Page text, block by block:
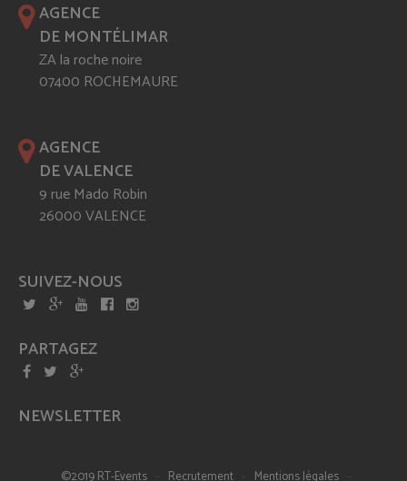
AGENCE
DE MONTÉLIMAR
ZA la roche noire
07400 ROCHEMAURE
AGENCE
DE VALENCE
9 rue Mado Robin
26000 VALENCE
SUIVEZ-NOUS
PARTAGEZ
NEWSLETTER
©2019 RT-Events - Recrutement - Mentions légales -